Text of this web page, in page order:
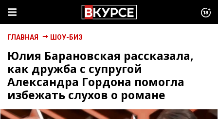
ГЛАВНАЯ ШОУ-БИЗ
Юлия Барановская рассказала,
как дружба с супругой
Александра Гордона помогла
избежать слухов о романе